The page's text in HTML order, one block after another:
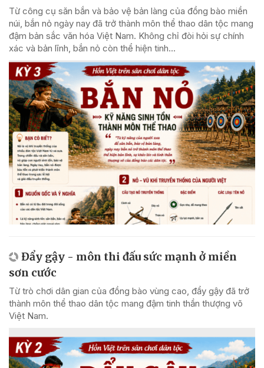
Từ công cụ săn bắn và bảo vệ bản làng của đồng bào miền
núi, bắn nỏ ngày nay đã trở thành môn thể thao dân tộc mang
đậm bản sắc văn hóa Việt Nam. Không chỉ đòi hỏi sự chính
xác và bản lĩnh, bắn nỏ còn thể hiện tinh...
Đẩy gậy - môn thi đấu sức mạnh ở miền
sơn cước
Từ trò chơi dân gian của đồng bào vùng cao, đẩy gậy đã trở
thành môn thể thao dân tộc mang đậm tinh thần thượng võ
Việt Nam.